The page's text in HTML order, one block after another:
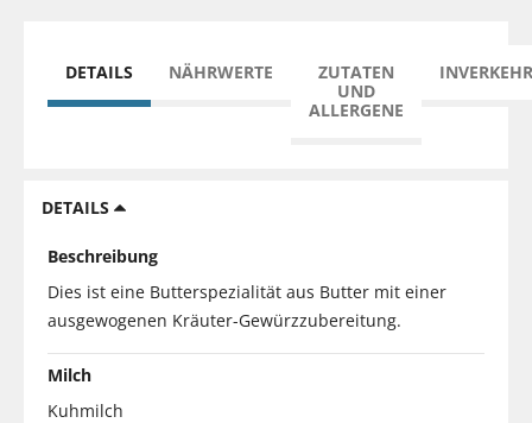
DETAILS NÄHRWERTE
ZUTATEN
UND
ALLERGENE
DETAILS
Beschreibung
Dies ist eine Butterspezialität aus Butter mit einer
ausgewogenen Kräuter-Gewürzzubereitung.
Milch
Kuhmilch